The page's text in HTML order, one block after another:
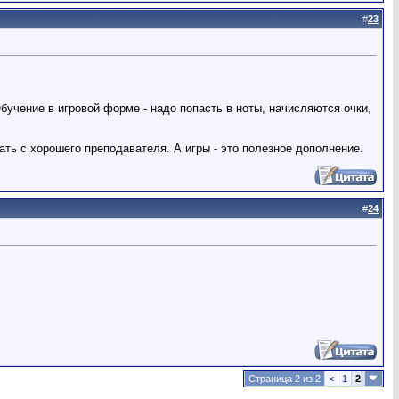
#23
в игровой форме - надо попасть в ноты, начисляются очки,
с хорошего преподавателя. А игры - это полезное дополнение.
#24
Страница 2 из 2 < 1 2